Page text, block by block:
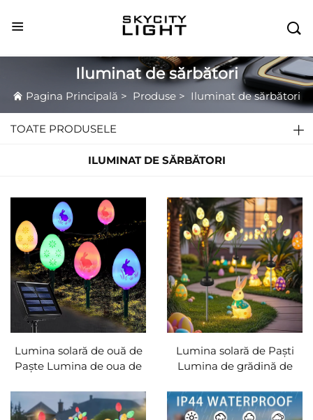

Iluminat de sărbători
Pagina Principală > Produse > Iluminat de sărbători
TOATE PRODUSELE
ILUMINAT DE SĂRBĂTORI
Lumina solară de ouă de
Paşte Lumina de oua de
Lumina de oua de paşte
Lumina de oua de paşte
Lumina solară de Paști
Lumina de grădină de
Lumina de drum Solar
Decorații de Paști Solar